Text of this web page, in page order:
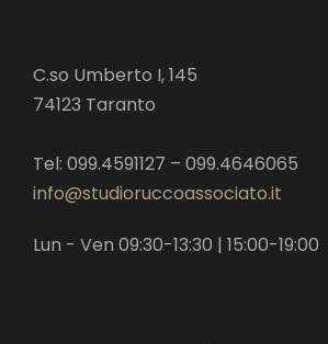
C.so Umberto I, 145
74123 Taranto
Tel: 099.4591127 – 099.4646065
info@studioruccoassociato.it
Lun - Ven 09:30-13:30 | 15:00-19:00